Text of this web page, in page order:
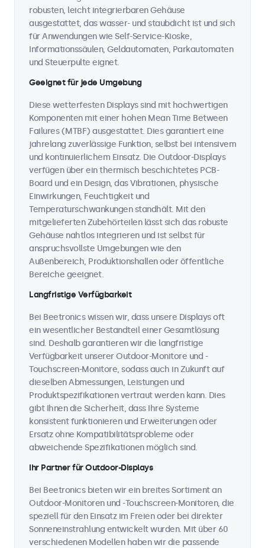
robusten, leicht integrierbaren Gehäuse
ausgestattet, das wasser- und staubdicht ist und sich
für Anwendungen wie Self-Service-Kioske,
Informationssäulen, Geldautomaten, Parkautomaten
und Steuerpulte eignet.
Geeignet für jede Umgebung
Diese wetterfesten Displays sind mit hochwertigen
Komponenten mit einer hohen Mean Time Between
Failures (MTBF) ausgestattet. Dies garantiert eine
jahrelang zuverlässige Funktion, selbst bei intensivem
und kontinuierlichem Einsatz. Die Outdoor-Displays
verfügen über ein thermisch beschichtetes PCB-
Board und ein Design, das Vibrationen, physische
Einwirkungen, Feuchtigkeit und
Temperaturschwankungen standhält. Mit den
mitgelieferten Zubehörteilen lässt sich das robuste
Gehäuse nahtlos integrieren und ist selbst für
anspruchsvollste Umgebungen wie den
Außenbereich, Produktionshallen oder öffentliche
Bereiche geeignet.
Langfristige Verfügbarkeit
Bei Beetronics wissen wir, dass unsere Displays oft
ein wesentlicher Bestandteil einer Gesamtlösung
sind. Deshalb garantieren wir die langfristige
Verfügbarkeit unserer Outdoor-Monitore und -
Touchscreen-Monitore, sodass auch in Zukunft auf
dieselben Abmessungen, Leistungen und
Produktspezifikationen vertraut werden kann. Dies
gibt Ihnen die Sicherheit, dass Ihre Systeme
konsistent funktionieren und Erweiterungen oder
Ersatz ohne Kompatibilitätsprobleme oder
abweichende Spezifikationen möglich sind.
Ihr Partner für Outdoor-Displays
Bei Beetronics bieten wir ein breites Sortiment an
Outdoor-Monitoren und -Touchscreen-Monitoren, die
speziell für den Einsatz im Freien oder bei direkter
Sonneneinstrahlung entwickelt wurden. Mit über 60
verschiedenen Modellen haben wir die passende